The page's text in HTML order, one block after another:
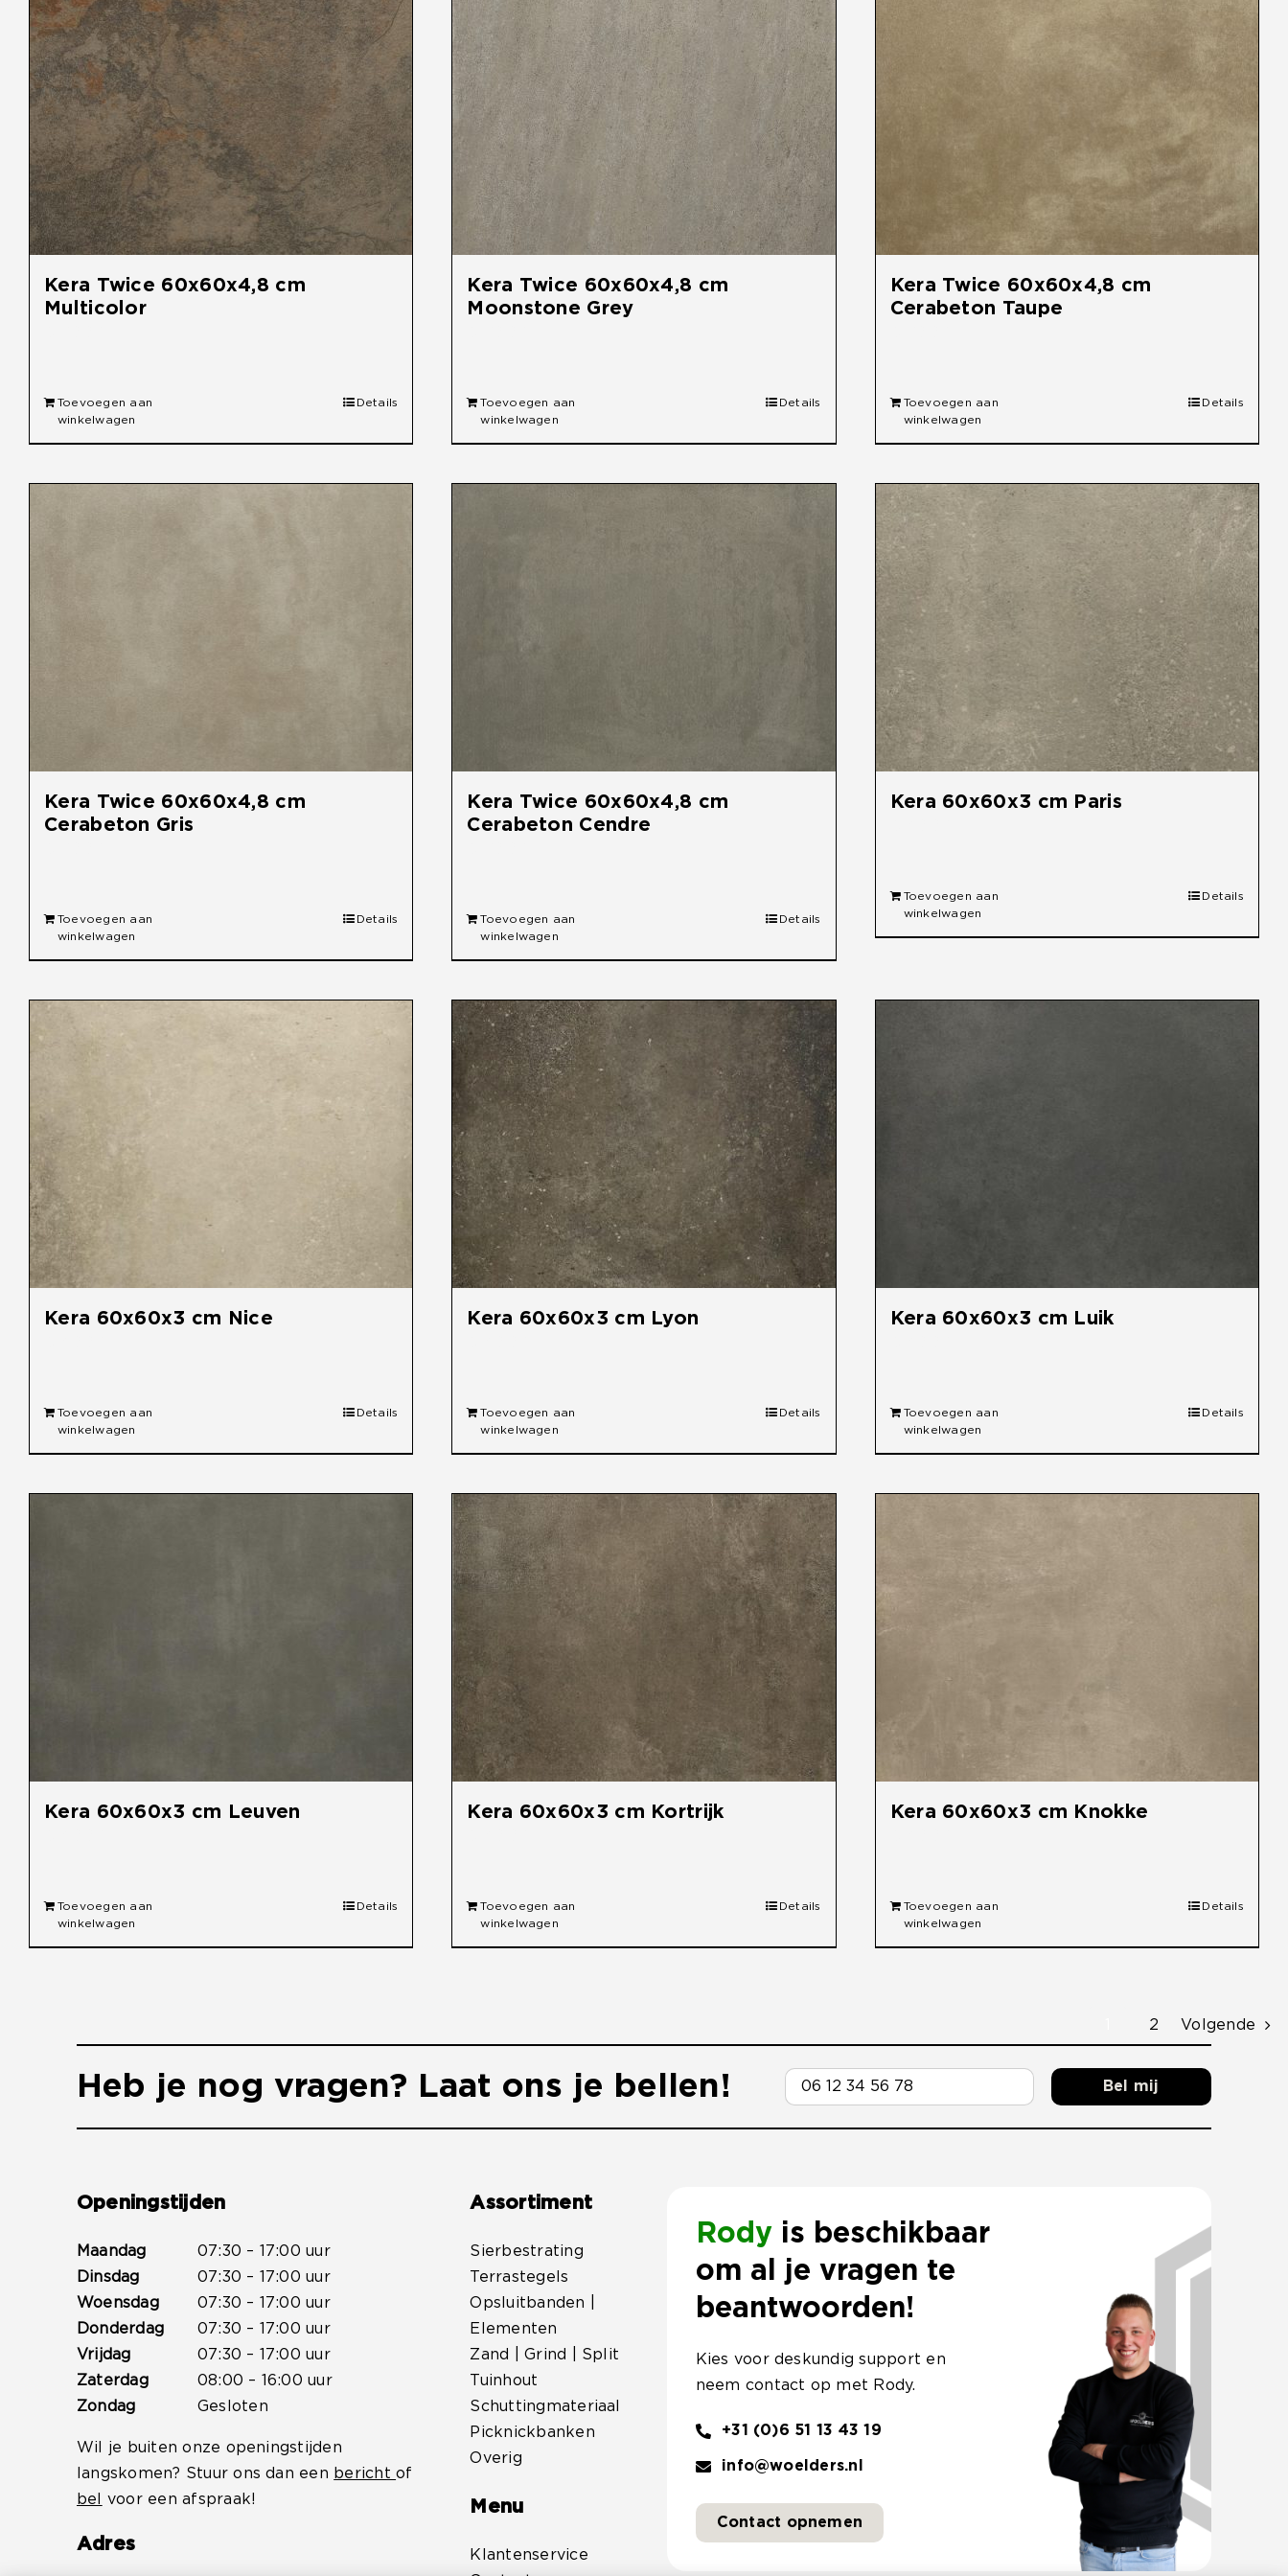
Kera Twice 60x60x4,8 cm
Multicolor
Toevoegen aan
winkelwagen
Details
Kera Twice 60x60x4,8 cm
Moonstone Grey
Toevoegen aan
winkelwagen
Details
Kera Twice 60x60x4,8 cm
Cerabeton Taupe
Toevoegen aan
winkelwagen
Details
Kera Twice 60x60x4,8 cm
Cerabeton Gris
Toevoegen aan
winkelwagen
Details
Kera Twice 60x60x4,8 cm
Cerabeton Cendre
Toevoegen aan
winkelwagen
Details
Kera 60x60x3 cm Paris
Toevoegen aan
winkelwagen
Details
Kera 60x60x3 cm Nice
Toevoegen aan
winkelwagen
Details
Kera 60x60x3 cm Lyon
Toevoegen aan
winkelwagen
Details
Kera 60x60x3 cm Luik
Toevoegen aan
winkelwagen
Details
Kera 60x60x3 cm Leuven
Toevoegen aan
winkelwagen
Details
Kera 60x60x3 cm Kortrijk
Toevoegen aan
winkelwagen
Details
Kera 60x60x3 cm Knokke
Toevoegen aan
winkelwagen
Details
2 Volgende
Heb je nog vragen? Laat ons je bellen! Bel mij
Openingstijden
Maandag
Dinsdag
Woensdag
Donderdag
Vrijdag
Zaterdag
Zondag
07:30 – 17:00 uur
07:30 – 17:00 uur
07:30 – 17:00 uur
07:30 – 17:00 uur
07:30 – 17:00 uur
08:00 – 16:00 uur
Gesloten
Wil je buiten onze openingstijden
langskomen? Stuur ons dan een berichtof
bel
voor een afspraak!
Adres
Assortiment
Sierbestrating
Terrastegels
Opsluitbanden |
Elementen
Zand | Grind | Split
Tuinhout
Schuttingmateriaal
Picknickbanken
Overig
Menu
Klantenservice
Rodyis beschikbaar
om al je vragen te
beantwoorden!
Kies voor deskundig support en
neem contact op met Rody.
+31 (0)6 51 13 43 19
info@woelders.nl
Contact opnemen